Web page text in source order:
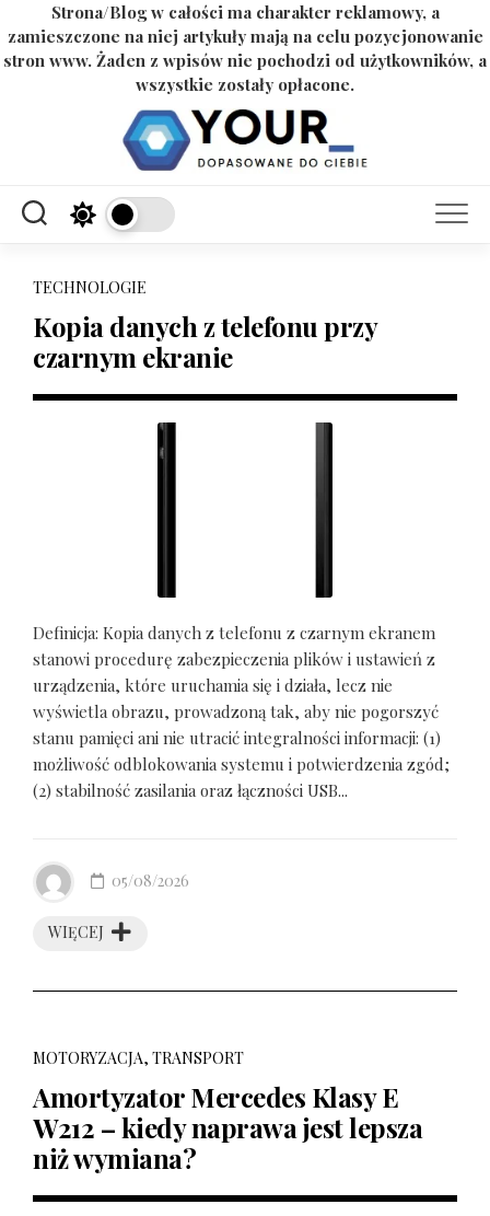
Strona/Blog w całości ma charakter reklamowy, a
zamieszczone na niej artykuły mają na celu pozycjonowanie
stron www. Żaden z wpisów nie pochodzi od użytkowników, a
wszystkie zostały opłacone.
TECHNOLOGIE
Kopia danych z telefonu przy
czarnym ekranie
Definicja: Kopia danych z telefonu z czarnym ekranem
stanowi procedurę zabezpieczenia plików i ustawień z
urządzenia, które uruchamia się i działa, lecz nie
wyświetla obrazu, prowadzoną tak, aby nie pogorszyć
stanu pamięci ani nie utracić integralności informacji: (1)
możliwość odblokowania systemu i potwierdzenia zgód;
(2) stabilność zasilania oraz łączności USB...
WIĘCEJ
05/08/2026
MOTORYZACJA, TRANSPORT
Amortyzator Mercedes Klasy E
W212 – kiedy naprawa jest lepsza
niż wymiana?